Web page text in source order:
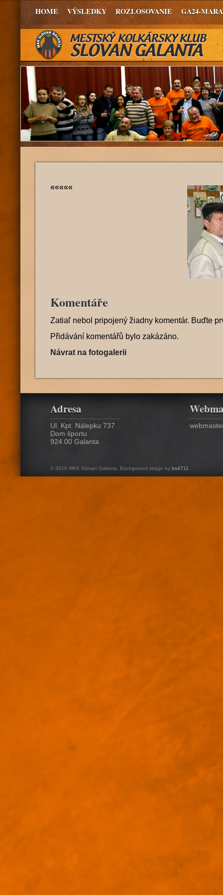
HOME VÝSLEDKY ROZLOSOVANIE GA24-
«««««
Komentáře
Zatiaľ nebol pripojený žiadny komentár. Buďte
Přidávání komentářů bylo zakázáno.
Návrat na fotogalerii
Adresa
Ul. Kpt. Nálepku 737
Dom športu
924 00 Galanta
© 2016 MKK Slovan Galanta. Background image by bs4711